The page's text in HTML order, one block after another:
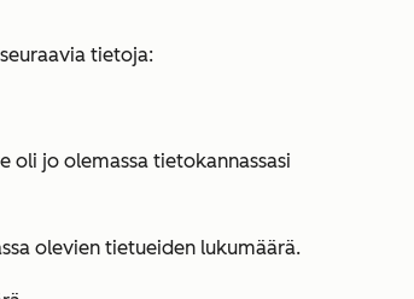
tietoja:
oli jo olemassa tietokannassasi
olevien tietueiden lukumäärä.